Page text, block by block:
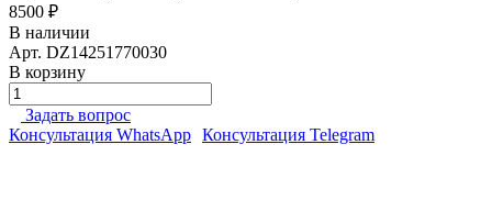
8500 ₽
В наличии
Арт. DZ14251770030
В корзину
Задать вопрос
Консультация WhatsApp Консультация Telegram